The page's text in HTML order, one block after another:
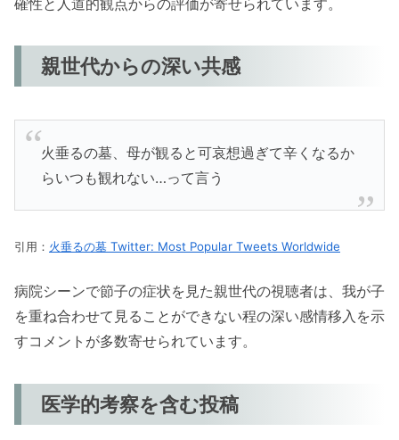
親世代からの深い共感
火垂るの墓、母が観ると可哀想過ぎて辛くなるか
らいつも観れない…って言う
引用： 火垂るの墓 Twitter: Most Popular Tweets Worldwide
病院シーンで節子の症状を見た親世代の視聴者は、我が子
を重ね合わせて見ることができない程の深い感情移入を示
すコメントが多数寄せられています。
医学的考察を含む投稿